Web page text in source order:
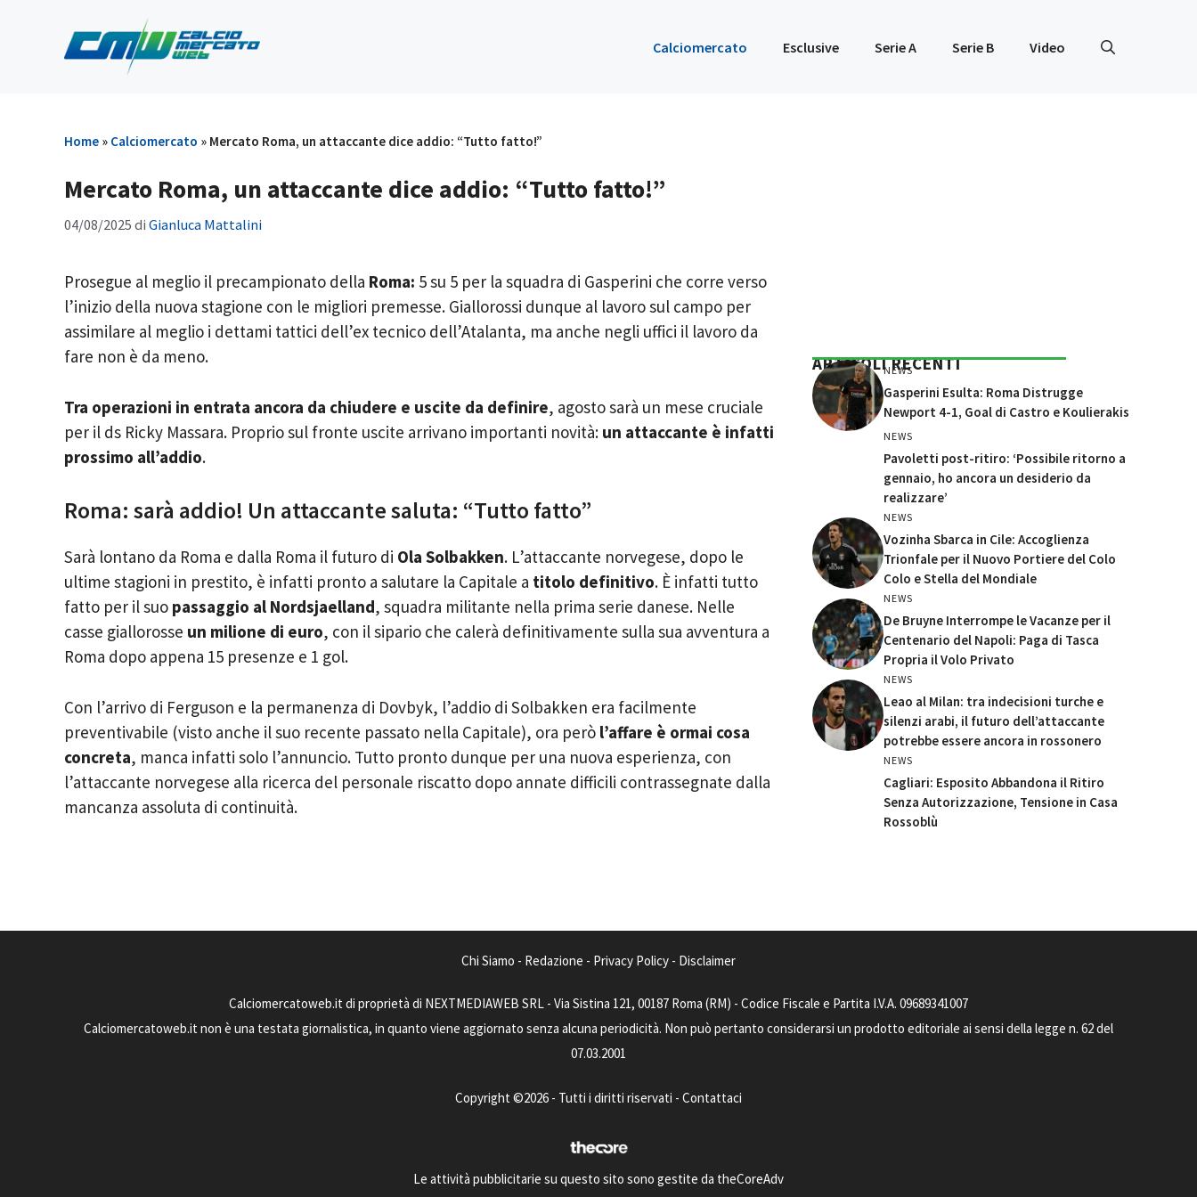
contenuto
Calciomercato Esclusive Serie A Serie B Video
Home » Calciomercato » Mercato Roma, un attaccante dice addio: “Tutto fatto!”
Mercato Roma, un attaccante dice addio: “Tutto fatto!”
04/08/2025 di Gianluca Mattalini
Prosegue al meglio il precampionato della Roma: 5 su 5 per la squadra di Gasperini che corre verso
l’inizio della nuova stagione con le migliori premesse. Giallorossi dunque al lavoro sul campo per
assimilare al meglio i dettami tattici dell’ex tecnico dell’Atalanta, ma anche negli uffici il lavoro da
fare non è da meno.
Tra operazioni in entrata ancora da chiudere e uscite da definire, agosto sarà un mese cruciale
per il ds Ricky Massara. Proprio sul fronte uscite arrivano importanti novità: un attaccante è infatti
prossimo all’addio.
Roma: sarà addio! Un attaccante saluta: “Tutto fatto”
Sarà lontano da Roma e dalla Roma il futuro di Ola Solbakken. L’attaccante norvegese, dopo le
ultime stagioni in prestito, è infatti pronto a salutare la Capitale a titolo definitivo. È infatti tutto
fatto per il suo passaggio al Nordsjaelland, squadra militante nella prima serie danese. Nelle
casse giallorosse un milione di euro, con il sipario che calerà definitivamente sulla sua avventura a
Roma dopo appena 15 presenze e 1 gol.
Con l’arrivo di Ferguson e la permanenza di Dovbyk, l’addio di Solbakken era facilmente
preventivabile (visto anche il suo recente passato nella Capitale), ora però l’affare è ormai cosa
concreta, manca infatti solo l’annuncio. Tutto pronto dunque per una nuova esperienza, con
l’attaccante norvegese alla ricerca del personale riscatto dopo annate difficili contrassegnate dalla
mancanza assoluta di continuità.
ARTICOLI RECENTI
NEWS
Gasperini Esulta: Roma Distrugge
Newport 4-1, Goal di Castro e Koulierakis
NEWS
Pavoletti post-ritiro: ‘Possibile ritorno a
gennaio, ho ancora un desiderio da
realizzare’
NEWS
Vozinha Sbarca in Cile: Accoglienza
Trionfale per il Nuovo Portiere del Colo
Colo e Stella del Mondiale
NEWS
De Bruyne Interrompe le Vacanze per il
Centenario del Napoli: Paga di Tasca
Propria il Volo Privato
NEWS
Leao al Milan: tra indecisioni turche e
silenzi arabi, il futuro dell’attaccante
potrebbe essere ancora in rossonero
NEWS
Cagliari: Esposito Abbandona il Ritiro
Senza Autorizzazione, Tensione in Casa
Rossoblù
Chi Siamo - Redazione - Privacy Policy - Disclaimer
Calciomercatoweb.it di proprietà di NEXTMEDIAWEB SRL - Via Sistina 121, 00187 Roma (RM) - Codice Fiscale e Partita I.V.A. 09689341007
Calciomercatoweb.it non è una testata giornalistica, in quanto viene aggiornato senza alcuna periodicità. Non può pertanto considerarsi un prodotto editoriale ai sensi della legge n. 62 del
07.03.2001
Copyright ©2026 - Tutti i diritti riservati - Contattaci
Le attività pubblicitarie su questo sito sono gestite da theCoreAdv